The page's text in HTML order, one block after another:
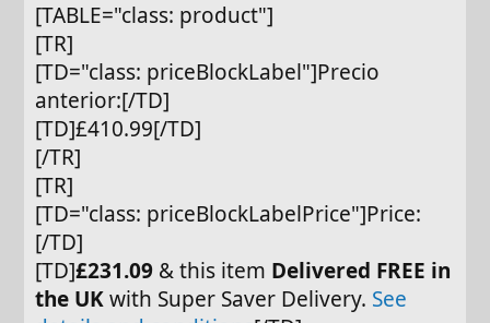
[TABLE="class: product"]
[TR]
[TD="class: priceBlockLabel"]Precio
anterior:[/TD]
[TD]£410.99[/TD]
[/TR]
[TR]
[TD="class: priceBlockLabelPrice"]Price:
[/TD]
[TD]£231.09 & this item Delivered FREE in
the UKwith Super Saver Delivery. See